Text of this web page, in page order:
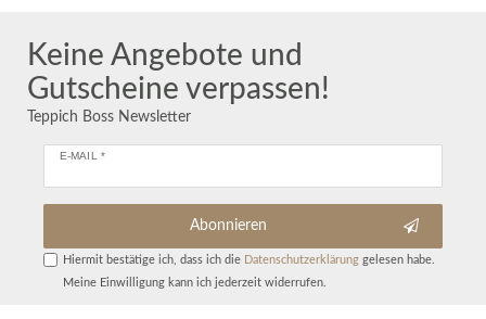
Keine Angebote und
Gutscheine verpassen!
Teppich Boss Newsletter
E-MAIL *
Abonnieren
Hiermit bestätige ich, dass ich die Daten­schutz­erklärunggelesen habe.
Meine Einwilligung kann ich jederzeit widerrufen.